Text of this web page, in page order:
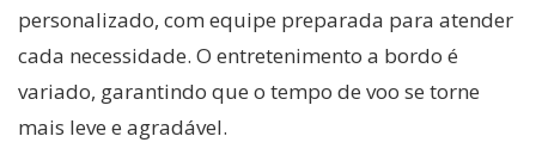
personalizado, com equipe preparada para atender
cada necessidade. O entretenimento a bordo é
variado, garantindo que o tempo de voo se torne
mais leve e agradável.